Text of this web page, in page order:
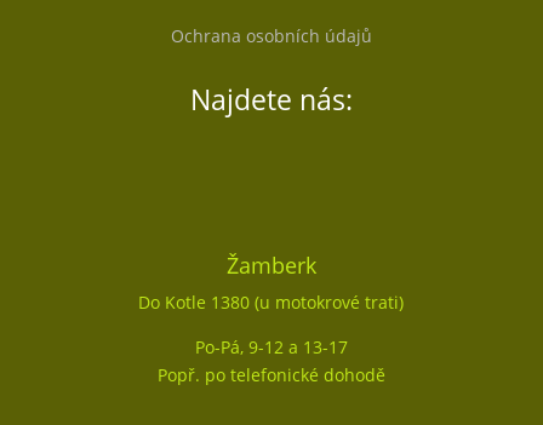
Ochrana osobních údajů
Najdete nás:
Žamberk
Do Kotle 1380 (u motokrové trati)
Po-Pá, 9-12 a 13-17
Popř. po telefonické dohodě